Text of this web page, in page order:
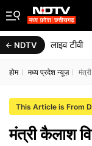
NDTV लाइव टीवी
होम मध्य प्रदेश न्यूज़
This Article is From
मंत्री कैलाश